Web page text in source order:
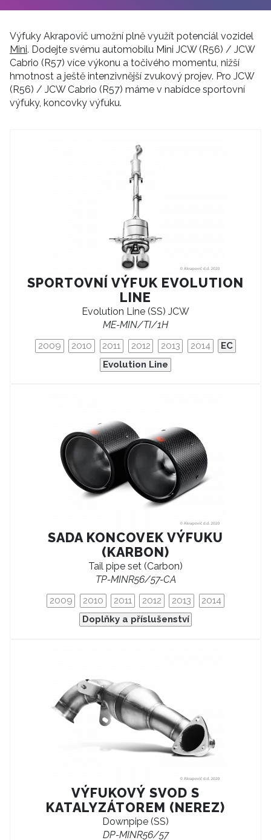
Výfuky Akrapovič umožní plně využít potenciál vozidel
Mini. Dodejte svému automobilu Mini JCW (R56) / JCW
Cabrio (R57) více výkonu a točivého momentu, nižší
hmotnost a ještě intenzivnější zvukový projev. Pro JCW
(R56) / JCW Cabrio (R57) máme v nabídce sportovní
výfuky, koncovky výfuku.
SPORTOVNÍ VÝFUK EVOLUTION
LINE
Evolution Line (SS) JCW
ME-MIN/TI/1H
2009 2010 2011 2012 2013 2014
EC
Evolution Line
SADA KONCOVEK VÝFUKU
(KARBON)
Tail pipe set (Carbon)
TP-MINR56/57-CA
2009 2010 2011 2012 2013
2014
Doplňky a příslušenství
VÝFUKOVÝ SVOD S
KATALYZÁTOREM (NEREZ)
Downpipe (SS)
DP-MINR56/57